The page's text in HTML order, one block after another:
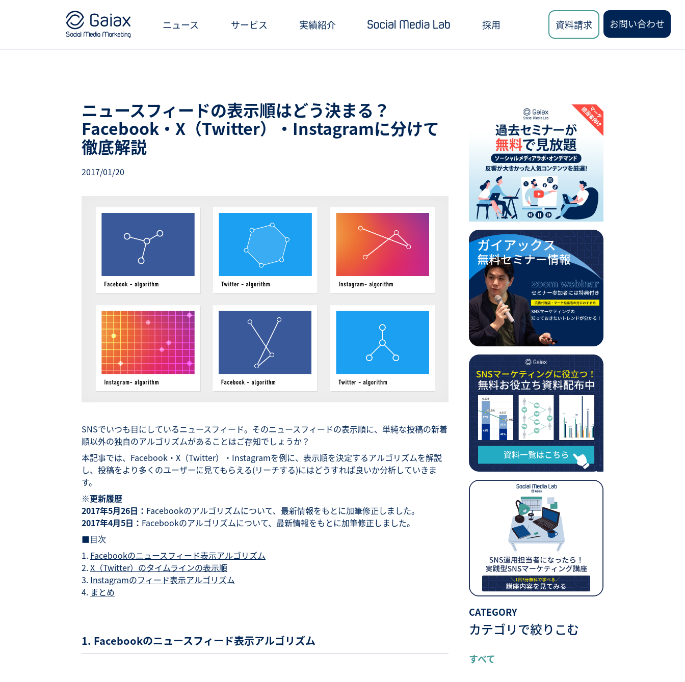
ニュース サービス
クリエイティブ制作・撮影
SNS広告運用
SNS勉強会・eラーニング
実績紹介
お役立ち資料ダウンロード
Social Media Lab講座
採用 資料請求 お問い合わせ
ニュースフィードの表示順はどう決まる？
Facebook・X（Twitter）・Instagramに分けて
徹底解説
2017/01/20
SNSでいつも目にしているニュースフィード。そのニュースフィードの表示順に、単純な投稿の新着
順以外の独自のアルゴリズムがあることはご存知でしょうか？
本記事では、Facebook・X（Twitter）・Instagramを例に、表示順を決定するアルゴリズムを解説
し、投稿をより多くのユーザーに見てもらえる(リーチする)にはどうすれば良いか分析していきま
す。
※更新履歴
2017年5月26日： Facebookのアルゴリズムについて、最新情報をもとに加筆修正しました。
2017年4月5日： Facebookのアルゴリズムについて、最新情報をもとに加筆修正しました。
■目次
Facebookのニュースフィード表示アルゴリズム
X（Twitter）のタイムラインの表示順
Instagramのフィード表示アルゴリズム
まとめ
1. Facebookのニュースフィード表示アルゴリズム
CATEGORY
カテゴリで絞りこむ
すべて